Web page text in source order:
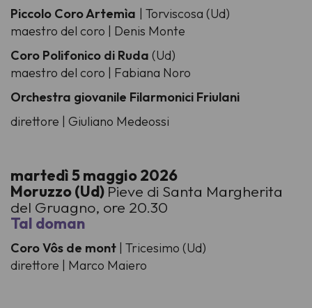
Piccolo Coro Artemìa | Torviscosa (Ud)
maestro del coro | Denis Monte
Coro Polifonico di Ruda (Ud)
maestro del coro | Fabiana Noro
Orchestra giovanile Filarmonici Friulani
direttore | Giuliano Medeossi
martedì 5 maggio 2026
Moruzzo (Ud) Pieve di Santa Margherita
del Gruagno, ore 20.30
Tal doman
Coro Vôs de mont | Tricesimo (Ud)
direttore | Marco Maiero